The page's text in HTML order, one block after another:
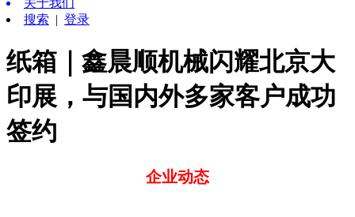
关于我们
搜索 | 登录
纸箱｜鑫晨顺机械闪耀北京大
印展，与国内外多家客户成功
签约
企业动态